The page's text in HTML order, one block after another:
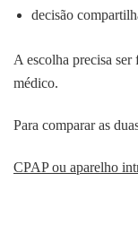
decisão
A escolha precisa
médico.
Para comparar as
CPAP ou aparelho